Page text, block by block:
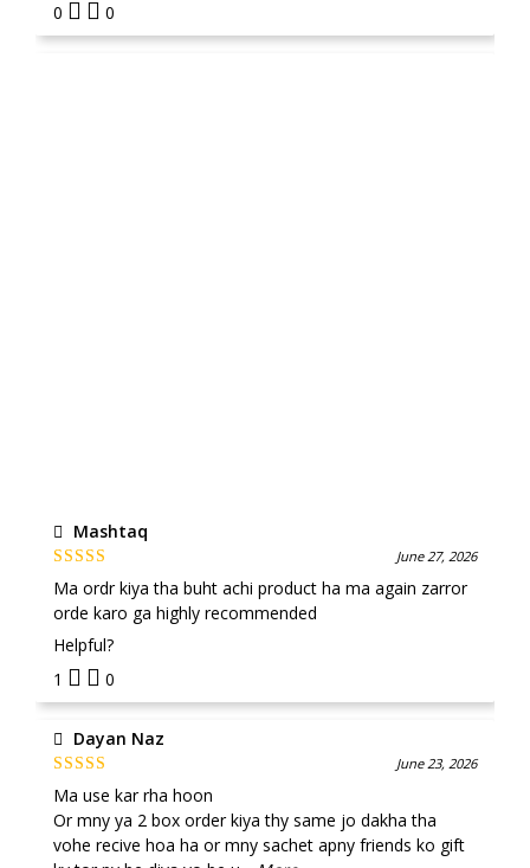
0
0
Mashtaq
Rated5out
of 5
June 27, 2026
Ma ordr kiya tha buht achi product ha ma again zarror
orde karo ga highly recommended
Helpful?
1
0
Dayan Naz
Rated 5 out
of 5
June 23, 2026
Ma use kar rha hoon
Or mny ya 2 box order kiya thy same jo dakha tha
vohe recive hoa ha or mny sachet apny friends ko gift